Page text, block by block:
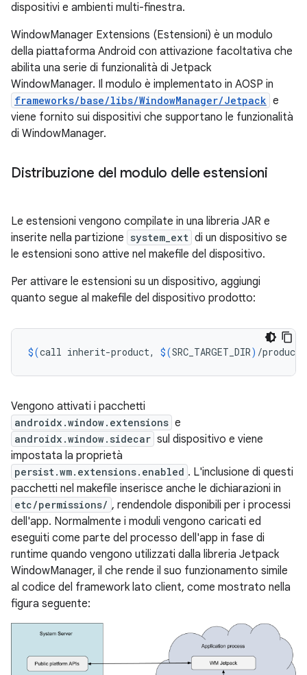
dispositivi e ambienti multi-finestra.
WindowManager Extensions (Estensioni) è un modulo
della piattaforma Android con attivazione facoltativa che
abilita una serie di funzionalità di Jetpack
WindowManager. Il modulo è implementato in AOSP in
frameworks/base/libs/WindowManager/Jetpack e
viene fornito sui dispositivi che supportano le funzionalità
di WindowManager.
Distribuzione del modulo delle estensioni
Le estensioni vengono compilate in una libreria JAR e
inserite nella partizione system_ext di un dispositivo se
le estensioni sono attive nel makefile del dispositivo.
Per attivare le estensioni su un dispositivo, aggiungi
quanto segue al makefile del dispositivo prodotto:
$(call inherit-product, $(SRC_TARGET_DIR) /product/
Vengono attivati i pacchetti
androidx.window.extensions e
androidx.window.sidecar sul dispositivo e viene
impostata la proprietà
persist.wm.extensions.enabled . L'inclusione di questi
pacchetti nel makefile inserisce anche le dichiarazioni in
etc/permissions/ , rendendole disponibili per i processi
dell'app. Normalmente i moduli vengono caricati ed
eseguiti come parte del processo dell'app in fase di
runtime quando vengono utilizzati dalla libreria Jetpack
WindowManager, il che rende il suo funzionamento simile
al codice del framework lato client, come mostrato nella
figura seguente: